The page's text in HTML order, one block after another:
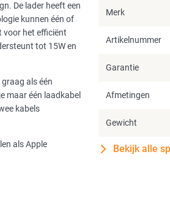
De lader heeft een
kunnen één of
voor het efficiënt
tot 15W en
als één
maar één laadkabel
kabels
als Apple
Merk
Artikelnummer
Garantie
Afmetingen
Gewicht
Bekijk alle